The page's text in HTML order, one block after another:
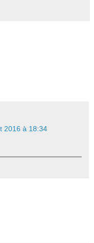
2016 à 18:34